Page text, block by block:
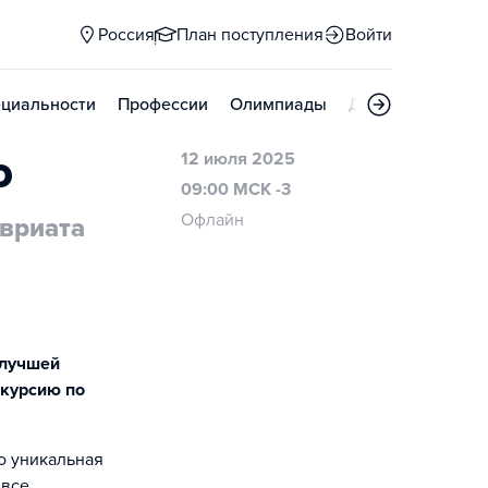
Россия План поступления Войти
Профессии Олимпиады Дни открытых
по
уникальная
12 июля 2025
09:00 МСК -3
Офлайн